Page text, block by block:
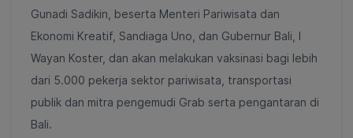
Gunadi Sadikin, beserta Menteri Pariwisata dan
Ekonomi Kreatif, Sandiaga Uno, dan Gubernur Bali, I
Wayan Koster, dan akan melakukan vaksinasi bagi lebih
dari 5.000 pekerja sektor pariwisata, transportasi
publik dan mitra pengemudi Grab serta pengantaran di
Bali.